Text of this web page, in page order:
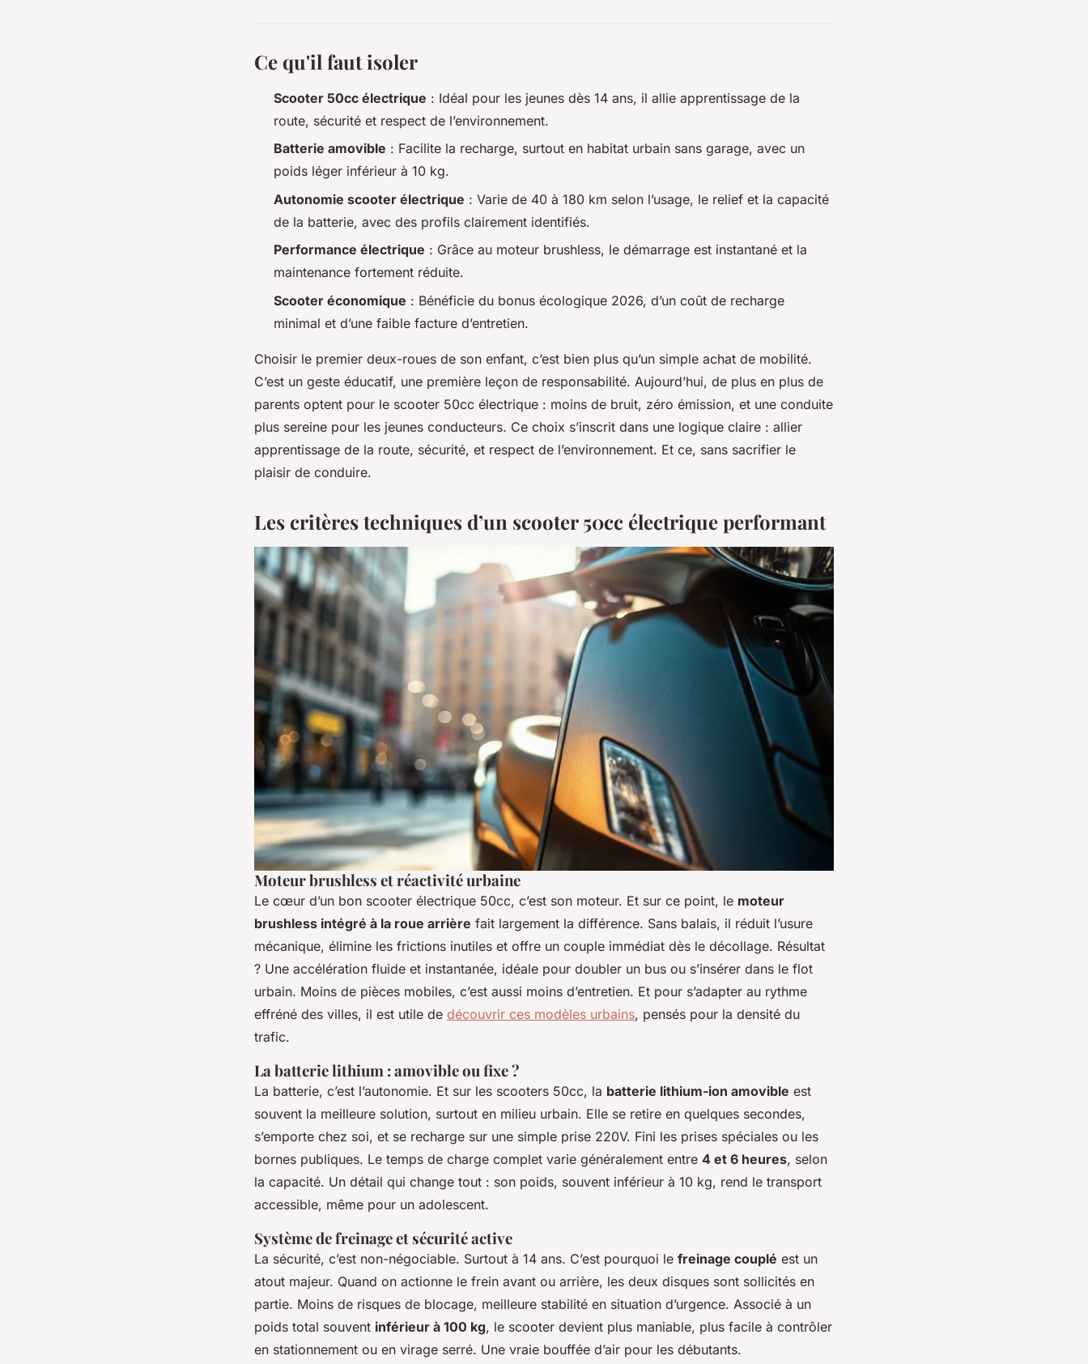
Ce qu'il faut isoler
Scooter 50cc électrique : Idéal pour les jeunes dès 14 ans, il allie apprentissage de la
route, sécurité et respect de l’environnement.
Batterie amovible : Facilite la recharge, surtout en habitat urbain sans garage, avec un
poids léger inférieur à 10 kg.
Autonomie scooter électrique : Varie de 40 à 180 km selon l’usage, le relief et la capacité
de la batterie, avec des profils clairement identifiés.
Performance électrique : Grâce au moteur brushless, le démarrage est instantané et la
maintenance fortement réduite.
Scooter économique : Bénéficie du bonus écologique 2026, d’un coût de recharge
minimal et d’une faible facture d’entretien.
Choisir le premier deux-roues de son enfant, c’est bien plus qu’un simple achat de mobilité.
C’est un geste éducatif, une première leçon de responsabilité. Aujourd’hui, de plus en plus de
parents optent pour le scooter 50cc électrique : moins de bruit, zéro émission, et une conduite
plus sereine pour les jeunes conducteurs. Ce choix s’inscrit dans une logique claire : allier
apprentissage de la route, sécurité, et respect de l’environnement. Et ce, sans sacrifier le
plaisir de conduire.
Les critères techniques d’un scooter 50cc électrique performant
Moteur brushless et réactivité urbaine
Le cœur d’un bon scooter électrique 50cc, c’est son moteur. Et sur ce point, le moteur
brushless intégré à la roue arrière fait largement la différence. Sans balais, il réduit l’usure
mécanique, élimine les frictions inutiles et offre un couple immédiat dès le décollage. Résultat
? Une accélération fluide et instantanée, idéale pour doubler un bus ou s’insérer dans le flot
urbain. Moins de pièces mobiles, c’est aussi moins d’entretien. Et pour s’adapter au rythme
effréné des villes, il est utile de découvrir ces modèles urbains, pensés pour la densité du
trafic.
La batterie lithium : amovible ou fixe ?
La batterie, c’est l’autonomie. Et sur les scooters 50cc, la batterie lithium-ion amovible est
souvent la meilleure solution, surtout en milieu urbain. Elle se retire en quelques secondes,
s’emporte chez soi, et se recharge sur une simple prise 220V. Fini les prises spéciales ou les
bornes publiques. Le temps de charge complet varie généralement entre 4 et 6 heures, selon
la capacité. Un détail qui change tout : son poids, souvent inférieur à 10 kg, rend le transport
accessible, même pour un adolescent.
Système de freinage et sécurité active
La sécurité, c’est non-négociable. Surtout à 14 ans. C’est pourquoi le freinage couplé est un
atout majeur. Quand on actionne le frein avant ou arrière, les deux disques sont sollicités en
partie. Moins de risques de blocage, meilleure stabilité en situation d’urgence. Associé à un
poids total souvent inférieur à 100 kg, le scooter devient plus maniable, plus facile à contrôler
en stationnement ou en virage serré. Une vraie bouffée d’air pour les débutants.